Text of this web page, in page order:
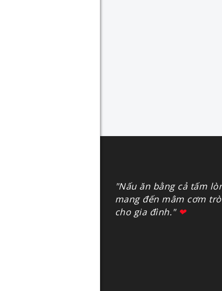
"Nấu ăn bằng cả tấm
mang đến mâm cơm
cho gia đình." ❤